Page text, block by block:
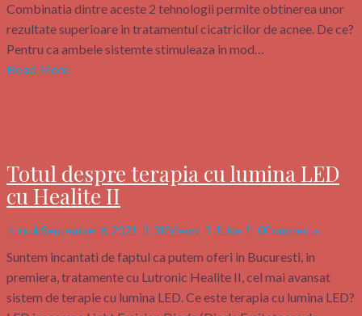
Combinatia dintre aceste 2 tehnologii permite obtinerea unor
rezultate superioare in tratamentul cicatricilor de acnee. De ce?
Pentru ca ambele sistemte stimuleaza in mod…
Read More
Totul despre terapia cu lumina LED
cu Healite II
ArticoleSeptember 6, 2021 3KViews 1Like 0Comments
Suntem incantati de faptul ca putem oferi in Bucuresti, in
premiera, tratamente cu Lutronic Healite II, cel mai avansat
sistem de terapie cu lumina LED. Ce este terapia cu lumina LED?